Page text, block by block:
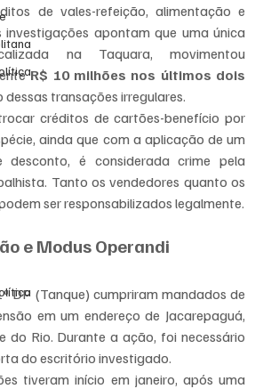
de vales-refeição, alimentação e
investigações apontam que uma única
na Taquara, movimentou
R$ 10 milhões nos últimos dois
transações irregulares.
créditos de cartões-benefício por
ainda que com a aplicação de um
desconto, é considerada crime pela
Tanto os vendedores quanto os
ser responsabilizados legalmente.
e Modus Operandi
DP (Tanque) cumpriram mandados de
em um endereço de Jacarepaguá,
do Rio. Durante a ação, foi necessário
do escritório investigado.
tiveram início em janeiro, após uma